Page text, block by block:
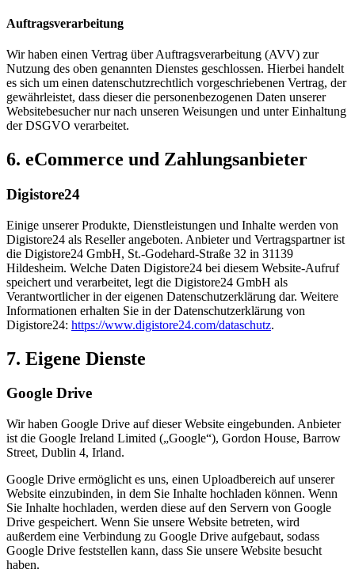
Auftragsverarbeitung
Wir haben einen Vertrag über Auftragsverarbeitung (AVV) zur
Nutzung des oben genannten Dienstes geschlossen. Hierbei handelt
es sich um einen datenschutzrechtlich vorgeschriebenen Vertrag, der
gewährleistet, dass dieser die personenbezogenen Daten unserer
Websitebesucher nur nach unseren Weisungen und unter Einhaltung
der DSGVO verarbeitet.
6. eCommerce und Zahlungs­anbieter
Digistore24
Einige unserer Produkte, Dienstleistungen und Inhalte werden von
Digistore24 als Reseller angeboten. Anbieter und Vertragspartner ist
die Digistore24 GmbH, St.-Godehard-Straße 32 in 31139
Hildesheim. Welche Daten Digistore24 bei diesem Website-Aufruf
speichert und verarbeitet, legt die Digistore24 GmbH als
Verantwortlicher in der eigenen Datenschutzerklärung dar. Weitere
Informationen erhalten Sie in der Datenschutzerklärung von
Digistore24: https://www.digistore24.com/dataschutz.
7. Eigene Dienste
Google Drive
Wir haben Google Drive auf dieser Website eingebunden. Anbieter
ist die Google Ireland Limited („Google“), Gordon House, Barrow
Street, Dublin 4, Irland.
Google Drive ermöglicht es uns, einen Uploadbereich auf unserer
Website einzubinden, in dem Sie Inhalte hochladen können. Wenn
Sie Inhalte hochladen, werden diese auf den Servern von Google
Drive gespeichert. Wenn Sie unsere Website betreten, wird
außerdem eine Verbindung zu Google Drive aufgebaut, sodass
Google Drive feststellen kann, dass Sie unsere Website besucht
haben.